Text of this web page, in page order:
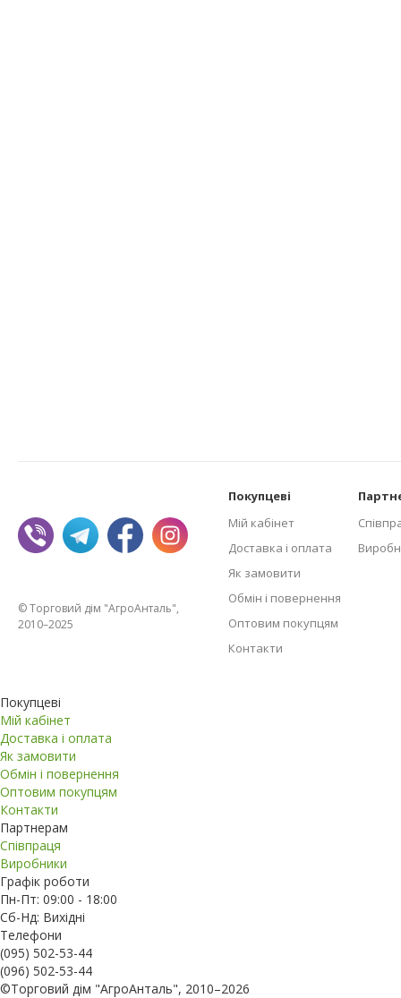
© Торговий дім "АгроАнталь",
2010–2025
Покупцеві
Мій кабінет
Доставка і оплата
Як замовити
Обмін і повернення
Оптовим покупцям
Контакти
Покупцеві
Мій кабінет
Доставка і оплата
Як замовити
Обмін і повернення
Оптовим покупцям
Контакти
Партнерам
Співпраця
Виробники
Графік роботи
Пн-Пт: 09:00 - 18:00
Сб-Нд: Вихідні
Телефони
(095) 502-53-44
(096) 502-53-44
©Торговий дім "АгроАнталь", 2010–2026